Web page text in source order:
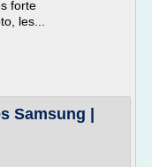
forte
les...
Samsung |